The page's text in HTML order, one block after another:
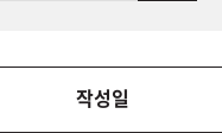
작성일